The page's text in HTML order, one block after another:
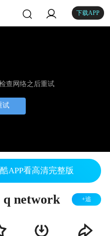
下载APP
查网络之后重试
试
APP看高清完整版
q network +追